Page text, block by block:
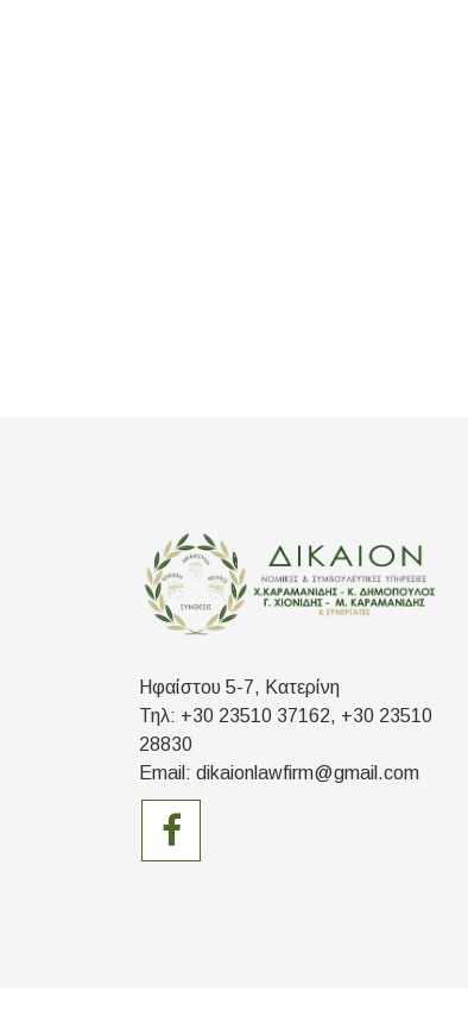
Ηφαίστου 5-7, Κατερίνη
Τηλ: +30 23510 37162, +30 23510
28830
Email: dikaionlawfirm@gmail.com